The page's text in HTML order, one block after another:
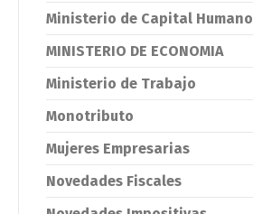
Ministerio de Capital Humano
MINISTERIO DE ECONOMIA
Ministerio de Trabajo
Monotributo
Mujeres Empresarias
Novedades Fiscales